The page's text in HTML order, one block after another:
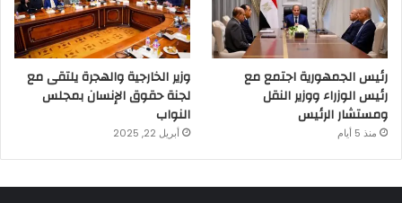
رئيس الجمهورية اجتمع مع
رئيس الوزراء ووزير النقل
ومستشار الرئيس
منذ 5 أيام
وزير الخارجية والهجرة يلتقى مع
لجنة حقوق الإنسان بمجلس
النواب
أبريل 22, 2025